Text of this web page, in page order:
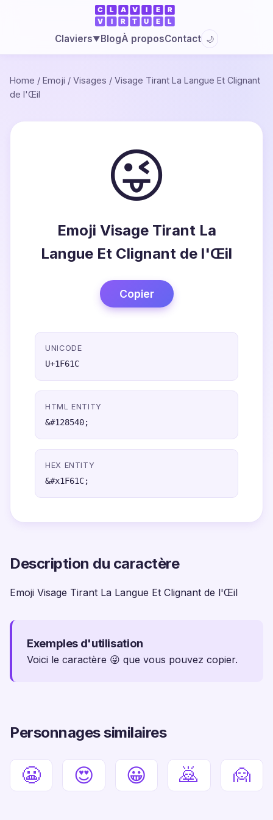
Claviers▼BlogÀ proposContact 🌙
Home / Emoji / Visages / Visage Tirant La Langue Et Clignant
de l'Œil
😜
Emoji Visage Tirant La
Langue Et Clignant de l'Œil
Copier
UNICODE
U+1F61C
HTML ENTITY
&#128540;
HEX ENTITY
&#x1F61C;
Description du caractère
Emoji Visage Tirant La Langue Et Clignant de l'Œil
Exemples d'utilisation
Voici le caractère 😜 que vous pouvez copier.
Personnages similaires
😬 😍 😀 🙇 🙍